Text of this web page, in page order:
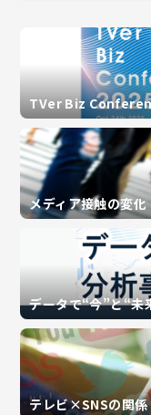
TVer Biz
メディア接触の変化
データで“今”と“未
テレビ×SNSの関係